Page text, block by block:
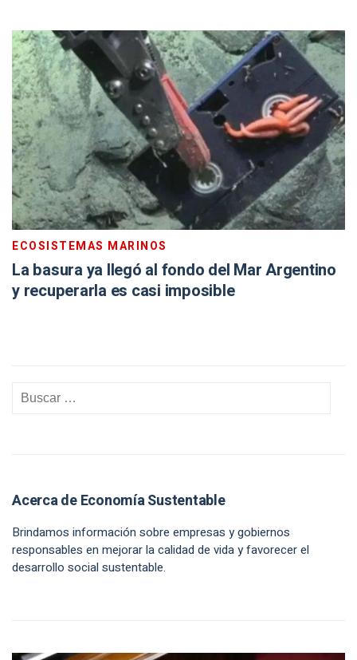
ECOSISTEMAS MARINOS
La basura ya llegó al fondo del Mar Argentino
y recuperarla es casi imposible
Acerca de Economía Sustentable
Brindamos información sobre empresas y gobiernos
responsables en mejorar la calidad de vida y favorecer el
desarrollo social sustentable.